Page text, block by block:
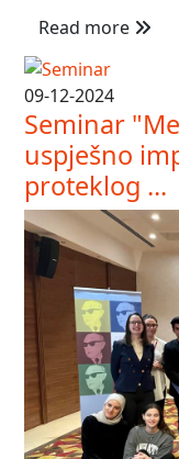
Read more
09-12-2024
Seminar
uspješno
proteklog ...